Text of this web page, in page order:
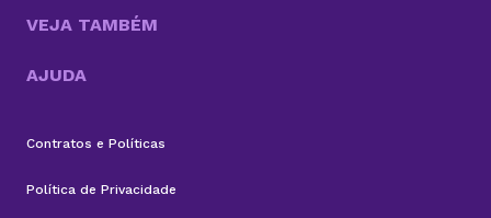
VEJA TAMBÉM
AJUDA
Contratos e Políticas
Política de Privacidade